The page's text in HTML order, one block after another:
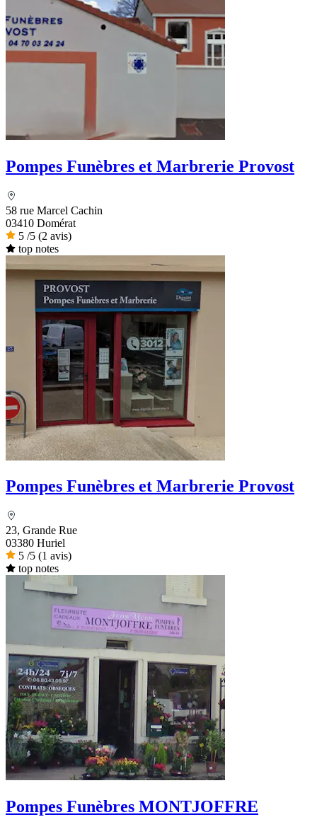
Pompes Funèbres et Marbrerie Provost
58 rue Marcel Cachin
03410 Domérat
5 /5 (2 avis)
top notes
Pompes Funèbres et Marbrerie Provost
23, Grande Rue
03380 Huriel
5 /5 (1 avis)
top notes
Pompes Funèbres MONTJOFFRE